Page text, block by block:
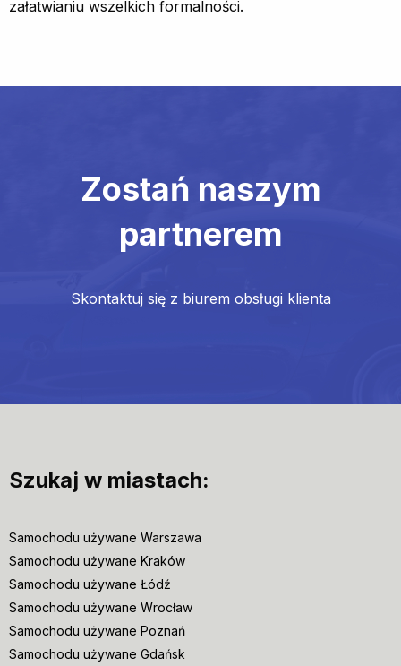
załatwianiu wszelkich formalności.
Zostań naszym
partnerem
Skontaktuj się z biurem obsługi klienta
Szukaj w miastach:
Samochodu używane Warszawa
Samochodu używane Kraków
Samochodu używane Łódź
Samochodu używane Wrocław
Samochodu używane Poznań
Samochodu używane Gdańsk